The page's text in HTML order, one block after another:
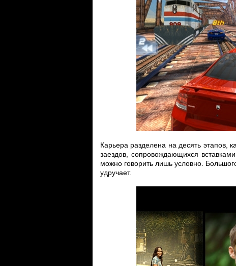
Карьера разделена на десять этапов,
заездов, сопровождающихся
можно говорить лишь условно.
удручает.